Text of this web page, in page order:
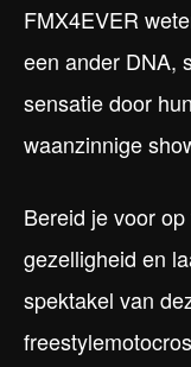
FMX4EVER
een ander DNA,
sensatie door
waanzinnige
Bereid je voor
gezelligheid en
spektakel van